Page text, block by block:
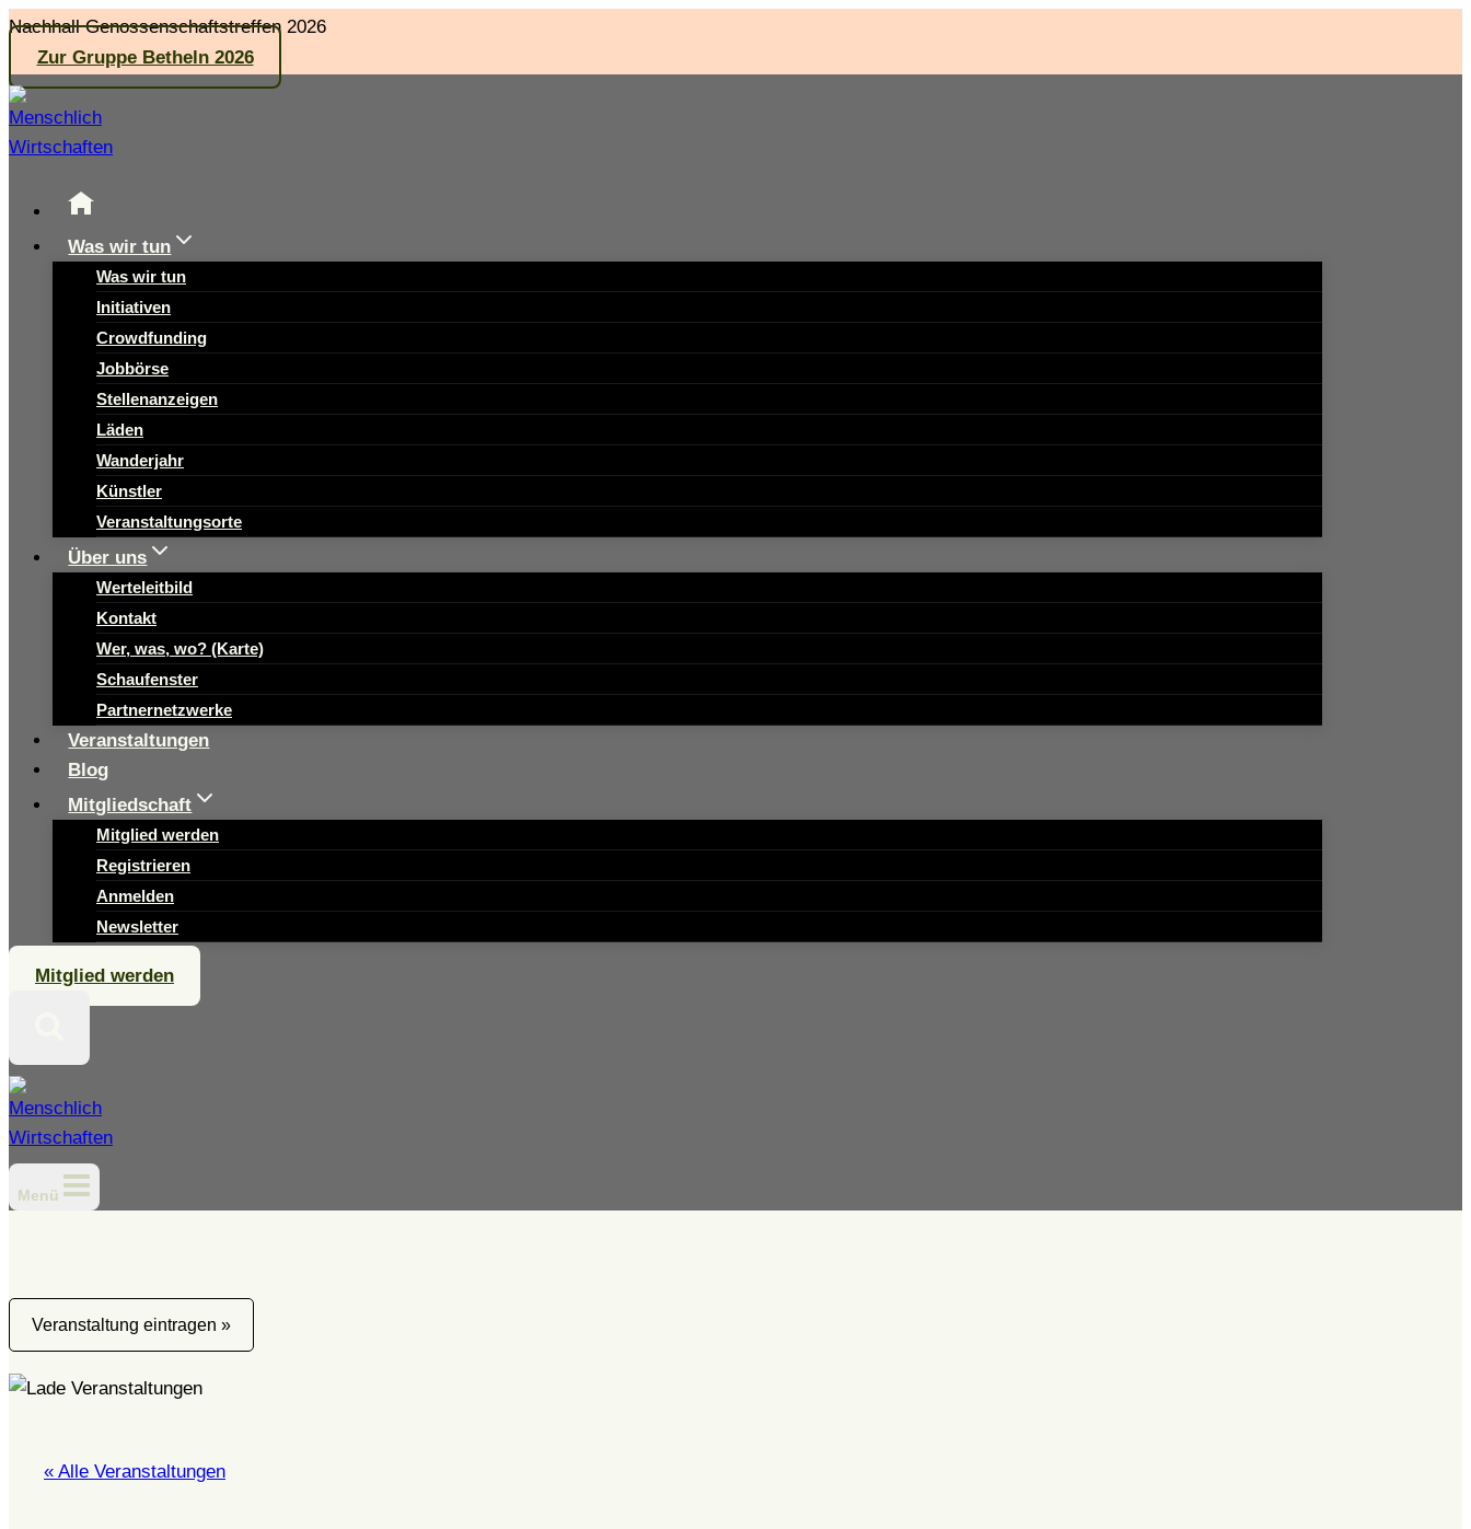
Zum
Inhalt
springen
Nachhall Genossenschaftstreffen 2026
Zur Gruppe Betheln 2026
Was wir tun
Was wir tun
Initiativen
Crowdfunding
Jobbörse
Stellenanzeigen
Läden
Wanderjahr
Künstler
Veranstaltungsorte
Über uns
Werteleitbild
Kontakt
Wer, was, wo? (Karte)
Schaufenster
Partnernetzwerke
Veranstaltungen
Blog
Mitgliedschaft
Mitglied werden
Registrieren
Anmelden
Newsletter
Mitglied werden
Menü
Veranstaltung eintragen »
« Alle Veranstaltungen